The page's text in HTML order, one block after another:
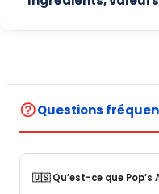
help_outlineQuestions
🇺🇸 Qu’est-ce que Pop’s